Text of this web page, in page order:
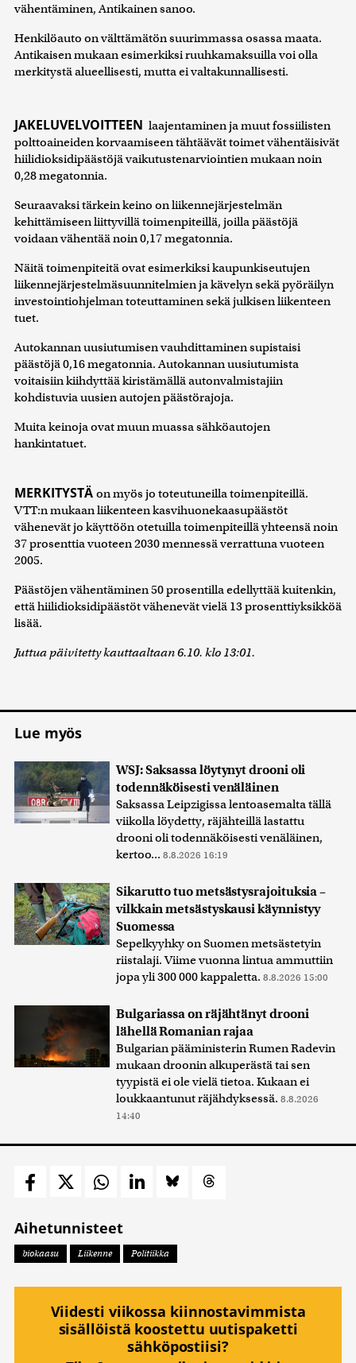
vähentäminen, Antikainen sanoo.
Henkilöauto on välttämätön suurimmassa osassa maata.
Antikaisen mukaan esimerkiksi ruuhkamaksuilla voi olla
merkitystä alueellisesti, mutta ei valtakunnallisesti.
JAKELUVELVOITTEEN laajentaminen ja muut fossiilisten
polttoaineiden korvaamiseen tähtäävät toimet vähentäisivät
hiilidioksidipäästöjä vaikutustenarviointien mukaan noin
0,28 megatonnia.
Seuraavaksi tärkein keino on liikennejärjestelmän
kehittämiseen liittyvillä toimenpiteillä, joilla päästöjä
voidaan vähentää noin 0,17 megatonnia.
Näitä toimenpiteitä ovat esimerkiksi kaupunkiseutujen
liikennejärjestelmäsuunnitelmien ja kävelyn sekä pyöräilyn
investointiohjelman toteuttaminen sekä julkisen liikenteen
tuet.
Autokannan uusiutumisen vauhdittaminen supistaisi
päästöjä 0,16 megatonnia. Autokannan uusiutumista
voitaisiin kiihdyttää kiristämällä autonvalmistajiin
kohdistuvia uusien autojen päästörajoja.
Muita keinoja ovat muun muassa sähköautojen
hankintatuet.
MERKITYSTÄ on myös jo toteutuneilla toimenpiteillä.
VTT:n mukaan liikenteen kasvihuonekaasupäästöt
vähenevät jo käyttöön otetuilla toimenpiteillä yhteensä noin
37 prosenttia vuoteen 2030 mennessä verrattuna vuoteen
2005.
Päästöjen vähentäminen 50 prosentilla edellyttää kuitenkin,
että hiilidioksidipäästöt vähenevät vielä 13 prosenttiyksikköä
lisää.
Juttua päivitetty kauttaaltaan 6.10. klo 13:01.
Lue myös
WSJ: Saksassa löytynyt drooni oli
todennäköisesti venäläinen
Saksassa Leipzigissa lentoasemalta tällä
viikolla löydetty, räjähteillä lastattu
drooni oli todennäköisesti venäläinen,
kertoo... 8.8.2026 16:19
Sikarutto tuo metsästysrajoituksia –
vilkkain metsästyskausi käynnistyy
Suomessa
Sepelkyyhky on Suomen metsästetyin
riistalaji. Viime vuonna lintua ammuttiin
jopa yli 300 000 kappaletta. 8.8.2026 15:00
Bulgariassa on räjähtänyt drooni
lähellä Romanian rajaa
Bulgarian pääministerin Rumen Radevin
mukaan droonin alkuperästä tai sen
tyypistä ei ole vielä tietoa. Kukaan ei
loukkaantunut räjähdyksessä. 8.8.2026
14:40
Aihetunnisteet
biokaasu Liikenne Politiikka
Viidesti viikossa kiinnostavimmista
sisällöistä koostettu uutispaketti
sähköpostiisi?